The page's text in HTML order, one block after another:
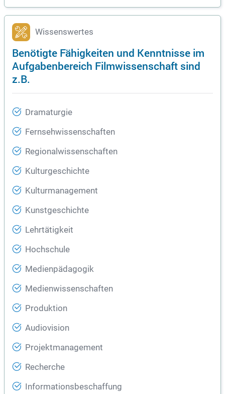
Wissenswertes
Benötigte Fähigkeiten und Kenntnisse im
Aufgabenbereich Filmwissenschaft sind
z.B.
Dramaturgie
Fernsehwissenschaften
Regionalwissenschaften
Kulturgeschichte
Kulturmanagement
Kunstgeschichte
Lehrtätigkeit
Hochschule
Medienpädagogik
Medienwissenschaften
Produktion
Audiovision
Projektmanagement
Recherche
Informationsbeschaffung